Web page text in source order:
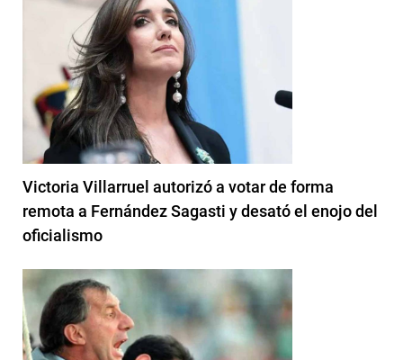
Victoria Villarruel autorizó a votar de forma
remota a Fernández Sagasti y desató el enojo del
oficialismo